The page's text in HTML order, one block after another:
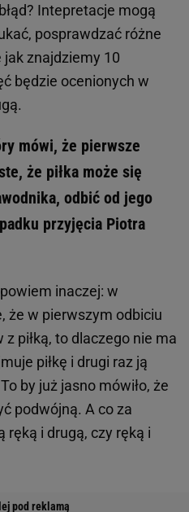
Intepretacje mogą
posprawdzać różne
znajdziemy 10
będzie ocenionych w
mówi, że pierwsze
że piłka może się
odbić od jego
przyjęcia Piotra
inaczej: w
że w pierwszym odbiciu
piłką, to dlaczego nie ma
piłkę i drugi raz ją
by już jasno mówiło, że
podwójną. A co za
ręką i drugą, czy ręką i